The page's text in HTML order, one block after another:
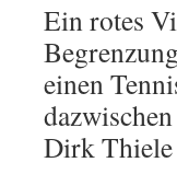
Ein rotes
einen
Dirk